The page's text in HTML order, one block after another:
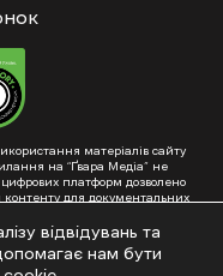
матеріалів сайту
на “Ґвара Медіа” не
платформ дозволено
контенту для документальних
– R40-01353. Поштова
14, абонентська скринька
відвідувань та
нам бути